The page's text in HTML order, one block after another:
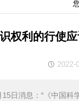
权利的行使
2022-
日消息：“《中国科